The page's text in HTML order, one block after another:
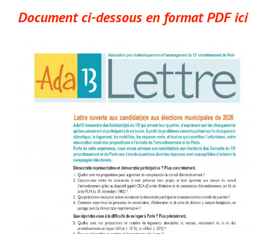
Document ci-dessous en format PDF ici